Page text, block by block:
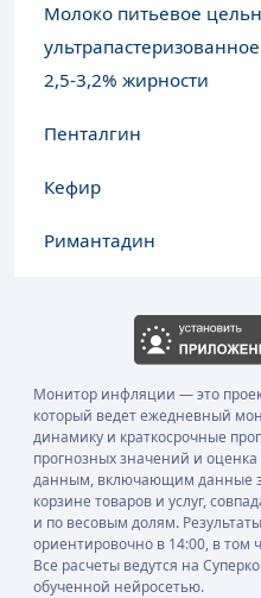
Молоко питьевое
ультрапастеризованное
2,5-3,2% жирности
Пенталгин
Кефир
Римантадин
Монитор инфляции — это
который ведет ежедневный
динамику и краткосрочные
прогнозных значений и
данным, включающим данные
корзине товаров и услуг,
и по весовым долям.
ориентировочно в 14:00, в
Все расчеты ведутся на
обученной нейросетью.